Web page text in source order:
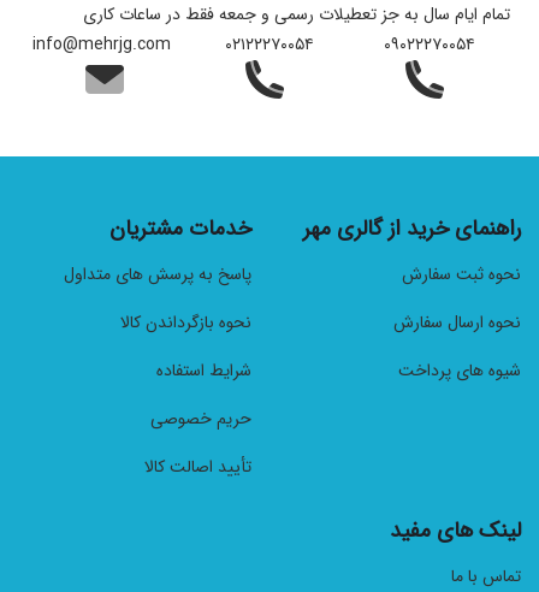
تمام ایام سال به جز تعطیلات رسمی و جمعه فقط در ساعات کاری
۰۹۰۲۲۲۷۰۰۵۴
۰۲۱۲۲۲۷۰۰۵۴ info@mehrjg.com
راهنمای خرید از گالری مهر
نحوه ثبت سفارش
نحوه ارسال سفارش
شیوه های پرداخت
خدمات مشتریان
پاسخ به پرسش های متداول
نحوه بازگرداندن کالا
شرایط استفاده
حریم خصوصی
تأیید اصالت کالا
لینک های مفید
تماس با ما